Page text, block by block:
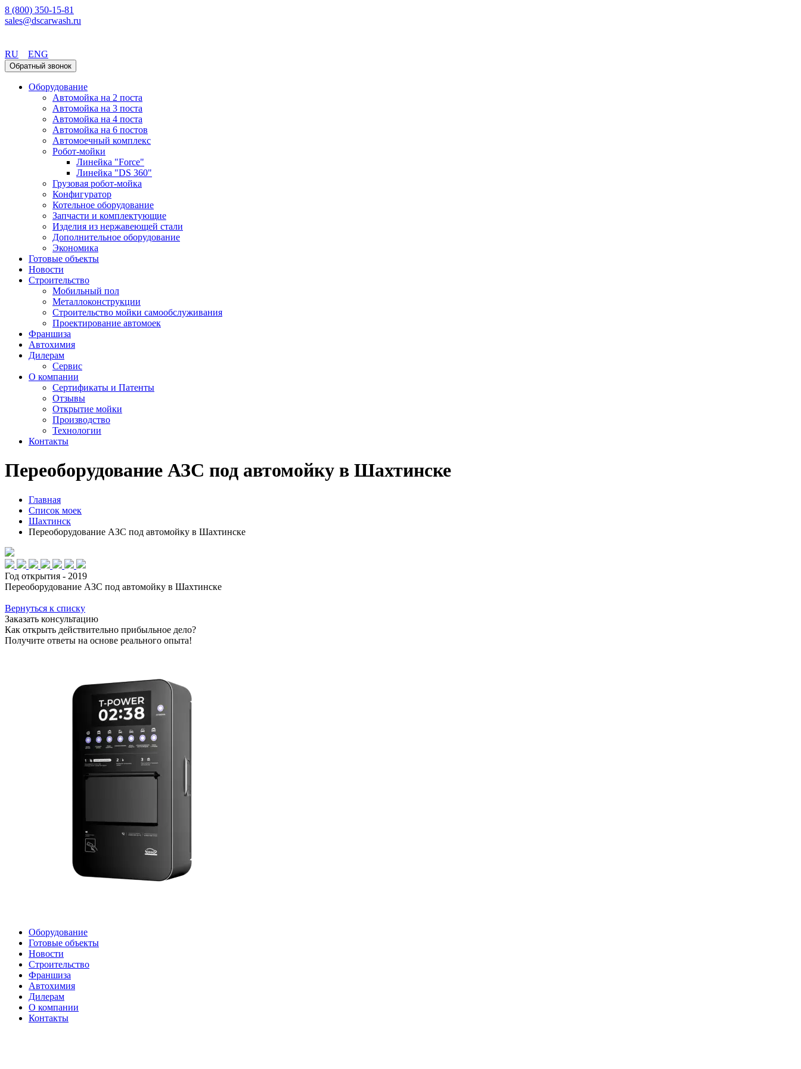
8 (800) 350-15-81
sales@dscarwash.ru
RU
ENG
Обратный звонок
Оборудование
Автомойка на 2 поста
Автомойка на 3 поста
Автомойка на 4 поста
Автомойка на 6 постов
Автомоечный комплекс
Робот-мойки
Линейка "Force"
Линейка "DS 360"
Грузовая робот-мойка
Конфигуратор
Котельное оборудование
Запчасти и комплектующие
Изделия из нержавеющей стали
Дополнительное оборудование
Экономика
Готовые объекты
Новости
Строительство
Мобильный пол
Металлоконструкции
Строительство мойки самообслуживания
Проектирование автомоек
Франшиза
Автохимия
Дилерам
Сервис
О компании
Сертификаты и Патенты
Отзывы
Открытие мойки
Производство
Технологии
Контакты
Переоборудование АЗС под автомойку в Шахтинске
Главная
Список моек
Шахтинск
Переоборудование АЗС под автомойку в Шахтинске
Год открытия - 2019
Переоборудование АЗС под автомойку в Шахтинске
Вернуться к списку
Заказать консультацию
Как открыть действительно прибыльное дело?
Получите ответы на основе реального опыта!
Оборудование
Готовые объекты
Новости
Строительство
Франшиза
Автохимия
Дилерам
О компании
Контакты